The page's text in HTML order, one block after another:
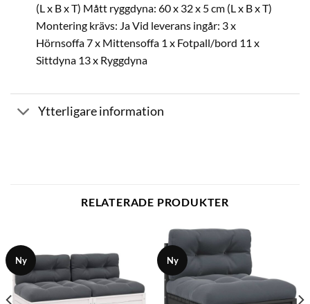
(L x B x T) Mått ryggdyna: 60 x 32 x 5 cm (L x B x T)
Montering krävs: Ja Vid leverans ingår: 3 x
Hörnsoffa 7 x Mittensoffa 1 x Fotpall/bord 11 x
Sittdyna 13 x Ryggdyna
Ytterligare information
RELATERADE PRODUKTER
Ny Ny